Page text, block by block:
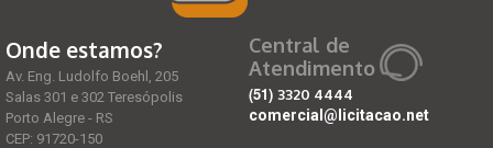
Onde estamos?
Av. Eng. Ludolfo Boehl, 205
Salas 301 e 302 Teresópolis
Porto Alegre - RS
CEP: 91720-150
Central de
Atendimento
(51) 3320 4444
comercial@licitacao.net